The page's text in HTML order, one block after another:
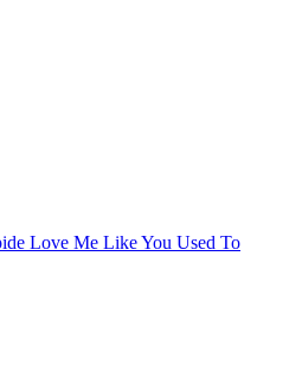
Love Me Like You Used To